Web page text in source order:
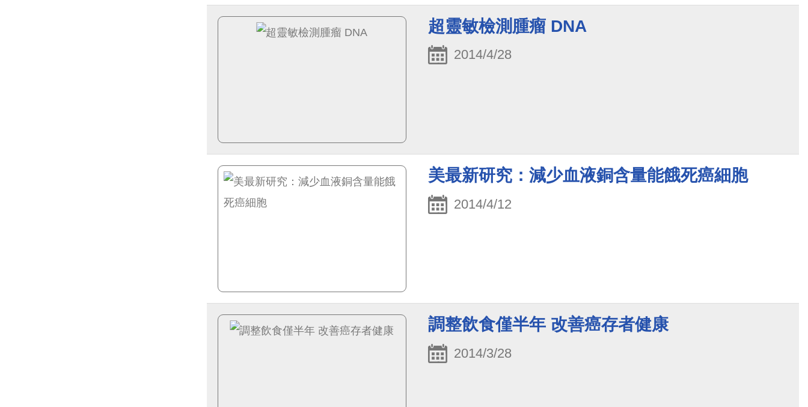
超靈敏檢測腫瘤 DNA
2014/4/28
美最新研究：減少血液銅含量能餓死癌細胞
2014/4/12
調整飲食僅半年 改善癌存者健康
2014/3/28